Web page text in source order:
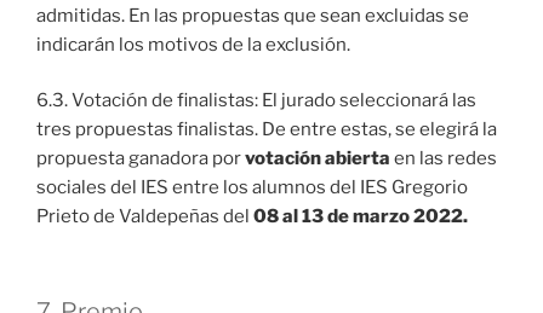
admitidas. En las propuestas que sean excluidas se
indicarán los motivos de la exclusión.
6.3. Votación de finalistas: El jurado seleccionará las
tres propuestas finalistas. De entre estas, se elegirá la
propuesta ganadora porvotación abierta en las redes
sociales del IES entre los alumnos del IES Gregorio
Prieto de Valdepeñas del 08 al 13 de marzo 2022.